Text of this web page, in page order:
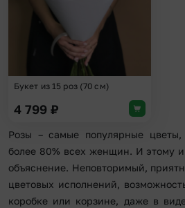
Букет из 15 роз (70 см)
4 799 ₽
Розы – самые популярные цветы,
более 80% всех женщин. И этому
объяснение. Неповторимый,
цветовых исполнений,
коробке или корзине, даже в